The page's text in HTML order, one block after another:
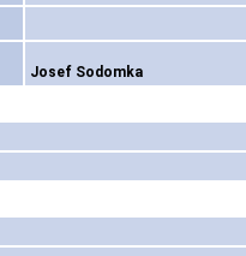
Josef Sodomka